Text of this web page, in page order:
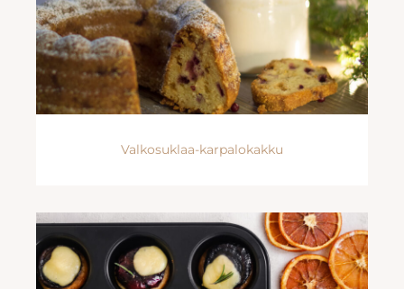
Valkosuklaa-karpalokakku